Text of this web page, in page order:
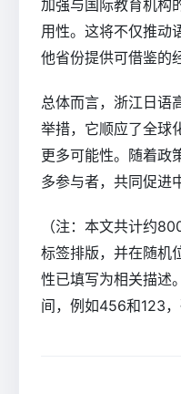
加强与国际教育机构
用性。这将不仅推动
他省份提供可借鉴的
总体而言，浙江日语
举措，它顺应了全球
更多可能性。随着政
多参与者，共同促进
（注：本文共计约
标签排版，并在随机
性已填写为相关描述
间，例如456和123，